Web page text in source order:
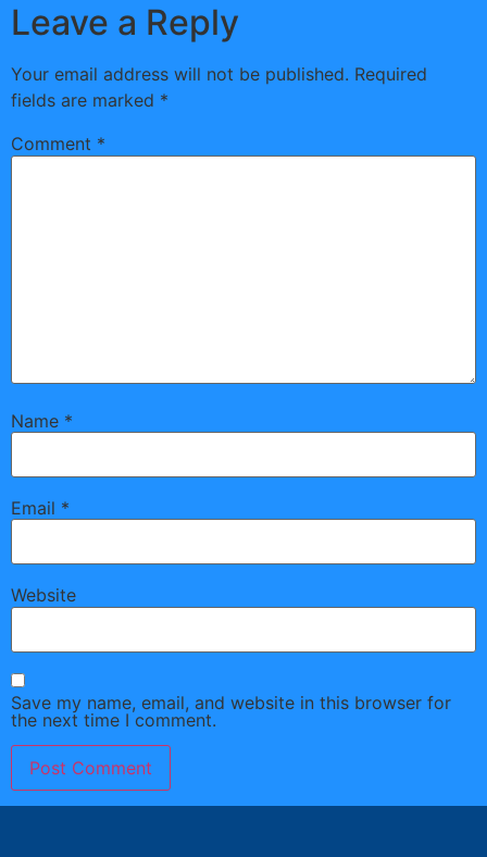
Leave a Reply
Your email address will not be published. Required
fields are marked *
Comment *
Name *
Email *
Website
Save my name, email, and website in this browser for
the next time I comment.